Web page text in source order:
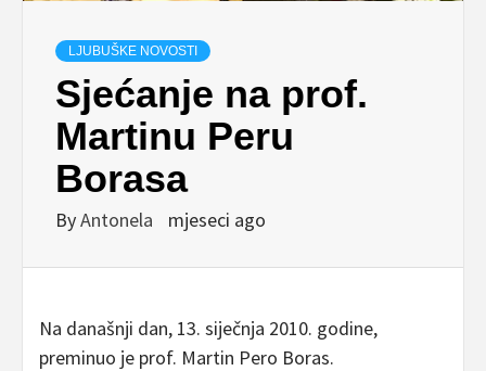
LJUBUŠKE NOVOSTI
Sjećanje na prof.
Martinu Peru
Borasa
ByAntonela mjeseci ago
Na današnji dan, 13. siječnja 2010. godine,
preminuo je prof. Martin Pero Boras.